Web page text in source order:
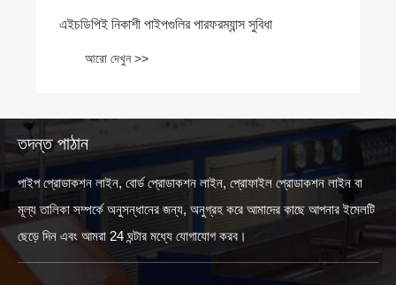
তদন্ত পাঠান
পাইপ প্রোডাকশন লাইন, বোর্ড প্রোডাকশন লাইন, প্রোফাইল প্রোডাকশন লাইন বা
মূল্য তালিকা সম্পর্কে অনুসন্ধানের জন্য, অনুগ্রহ করে আমাদের কাছে আপনার ইমেলটি
ছেড়ে দিন এবং আমরা 24 ঘন্টার মধ্যে যোগাযোগ করব।